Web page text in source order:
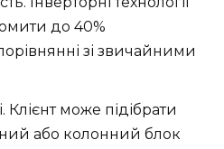
до 40%
зі звичайними
Клієнт може підібрати
або колонний блок